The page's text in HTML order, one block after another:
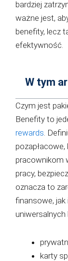
bardziej
ważne jest,
benefity, lecz
efektywność.
W tym
Czym jest
Benefity to
rewards .
pracownikom
pracy,
oznacza to
finansowe, jak
uniwersalnych
karty